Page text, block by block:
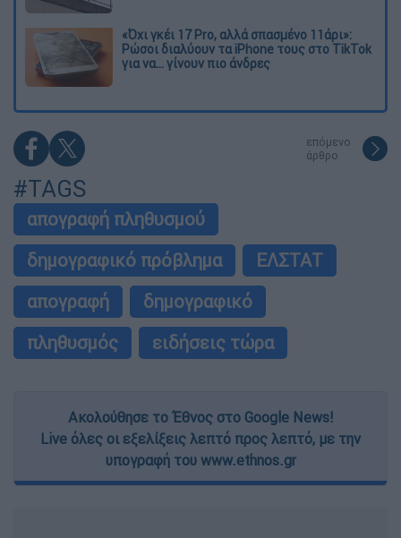
«Όχι γκέι 17 Pro, αλλά σπασμένο 11άρι»:
Ρώσοι διαλύουν τα iPhone τους στο TikTok
για να... γίνουν πιο άνδρες
επόμενο
άρθρο
#TAGS
απογραφή πληθυσμού
δημογραφικό πρόβλημα
ΕΛΣΤΑΤ
απογραφή
δημογραφικό
πληθυσμός
ειδήσεις τώρα
Ακολούθησε το Έθνος στο Google News!
Live όλες οι εξελίξεις λεπτό προς λεπτό, με την
υπογραφή του www.ethnos.gr